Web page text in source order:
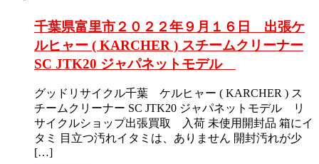
千葉県富里市２０２２年９月１６日 出張ケ
ルヒャー ( KARCHER ) スチームクリーナー
SC JTK20 ジャパネットモデル
グッドリサイクル千葉 ケルヒャー ( KARCHER ) ス
チームクリーナー SC JTK20 ジャパネットモデル リ
サイクルショップ出張買取 入荷 未使用開封品 箱にイ
タミ 目立つ汚れイタミは、ありません 開封汚れが少
[…]